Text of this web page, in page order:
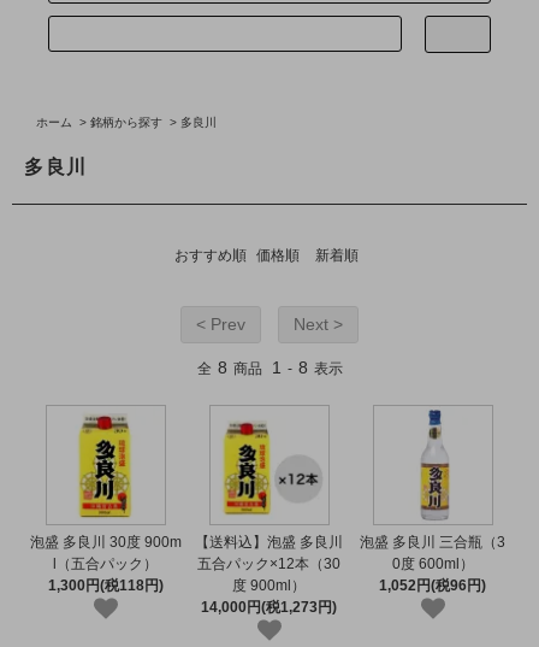
ホーム > 銘柄から探す > 多良川
多良川
おすすめ順 価格順 新着順
< Prev Next >
全 8 商品 1 - 8 表示
泡盛 多良川 30度 900m
l（五合パック）
1,300円(税118円)
【送料込】泡盛 多良川
五合パック×12本（30
度 900ml）
14,000円(税1,273円)
泡盛 多良川 三合瓶（3
0度 600ml）
1,052円(税96円)